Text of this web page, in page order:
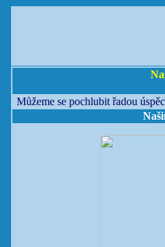
Můžeme se pochlubit řadou